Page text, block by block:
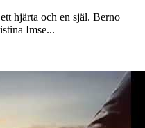
hjärta och en själ. Berno
Imse...